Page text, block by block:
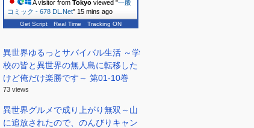
A visitor from Tokyoviewed "一般
コミック - 678 DL.Net" 15 mins ago
Get Script Real Time Tracking ON
異世界ゆるっとサバイバル生活 ～学
校の皆と異世界の無人島に転移した
けど俺だけ楽勝です～ 第01-10巻
73 views
異世界グルメで成り上がり無双～山
に追放されたので、のんびりキャン